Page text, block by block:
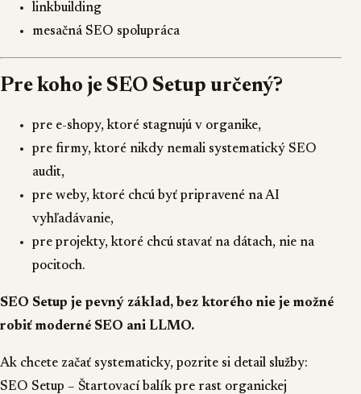
linkbuilding
mesačná SEO spolupráca
Pre koho je SEO Setup určený?
pre e-shopy, ktoré stagnujú v organike,
pre firmy, ktoré nikdy nemali systematický SEO
audit,
pre weby, ktoré chcú byť pripravené na AI
vyhľadávanie,
pre projekty, ktoré chcú stavať na dátach, nie na
pocitoch.
SEO Setup je pevný základ, bez ktorého nie je možné
robiť moderné SEO ani LLMO.
Ak chcete začať systematicky, pozrite si detail služby:
SEO Setup – Štartovací balík pre rast organickej